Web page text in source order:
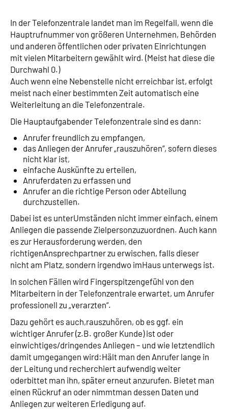
In der Telefonzentrale landet man im Regelfall, wenn die
Hauptrufnummer von größeren Unternehmen, Behörden
und anderen öffentlichen oder privaten Einrichtungen
mit vielen Mitarbeitern gewählt wird. (Meist hat diese die
Durchwahl 0.)
Auch wenn eine Nebenstelle nicht erreichbar ist, erfolgt
meist nach einer bestimmten Zeit automatisch eine
Weiterleitung an die Telefonzentrale.
Die Hauptaufgabender Telefonzentrale sind es dann:
Anrufer freundlich zu empfangen,
das Anliegen der Anrufer „rauszuhören“, sofern dieses
nicht klar ist,
einfache Auskünfte zu erteilen,
Anruferdaten zu erfassen und
Anrufer an die richtige Person oder Abteilung
durchzustellen.
Dabei ist es unterUmständen nicht immer einfach, einem
Anliegen die passende Zielpersonzuzuordnen. Auch kann
es zur Herausforderung werden, den
richtigenAnsprechpartner zu erwischen, falls dieser
nicht am Platz, sondern irgendwo imHaus unterwegs ist.
In solchen Fällen wird Fingerspitzengefühl von den
Mitarbeitern in der Telefonzentrale erwartet, um Anrufer
professionell zu „verarzten“.
Dazu gehört es auch,rauszuhören, ob es ggf. ein
wichtiger Anrufer (z.B. großer Kunde) ist oder
einwichtiges/dringendes Anliegen – und wie letztendlich
damit umgegangen wird:Hält man den Anrufer lange in
der Leitung und recherchiert aufwendig weiter
oderbittet man ihn, später erneut anzurufen. Bietet man
einen Rückruf an oder nimmtman dessen Daten und
Anliegen zur weiteren Erledigung auf.